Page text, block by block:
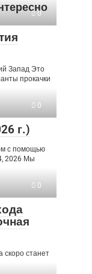
0
Запад Это
прокачки
0
г.)
с помощью
2026 Мы
0
скоро станет